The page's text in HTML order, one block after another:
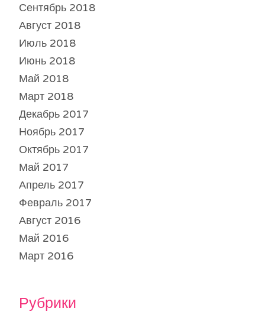
Сентябрь 2018
Август 2018
Июль 2018
Июнь 2018
Май 2018
Март 2018
Декабрь 2017
Ноябрь 2017
Октябрь 2017
Май 2017
Апрель 2017
Февраль 2017
Август 2016
Май 2016
Март 2016
Рубрики